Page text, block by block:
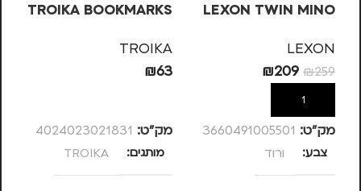
LEXON TWIN MINO
LEXON
₪259
₪209
הוספה לסל
מק”ט: 3660491005501
צבע ורוד
TROIKA BOOKMARKS
TROIKA
₪63
מק”ט: 4024023021831
מותגים TROIKA